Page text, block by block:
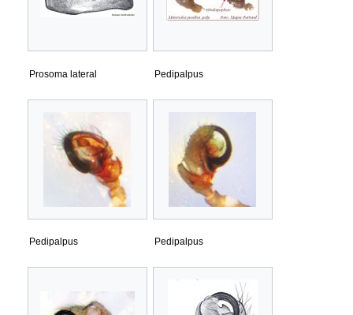
Prosoma lateral Pedipalpus
Pedipalpus Pedipalpus